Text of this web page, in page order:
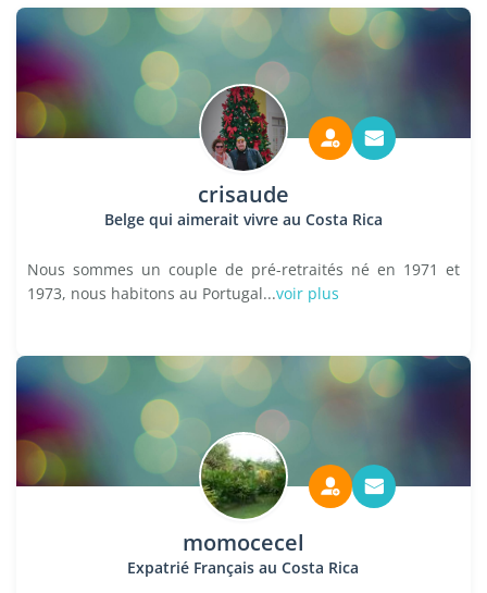
crisaude
Belge qui aimerait vivre au Costa Rica
Nous sommes un couple de pré-retraités né en 1971 et
1973, nous habitons au Portugal...voir plus
momocecel
Expatrié Français au Costa Rica